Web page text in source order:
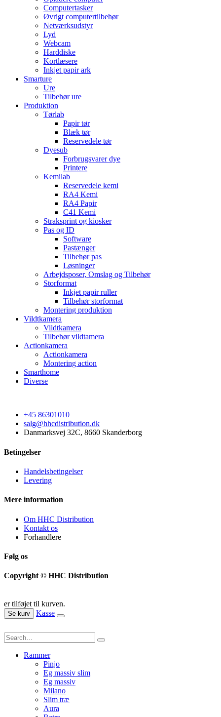
Computertasker
Øvrigt computertilbehør
Netværksudstyr
Lyd
Webcam
Harddiske
Kortlæsere
Inkjet papir ark
Smarture
Ure
Tilbehør ure
Produktion
Tørlab
Papir tør
Blæk tør
Reservedele tør
Dyesub
Forbrugsvarer dye
Printere
Kemilab
Reservedele kemi
RA4 Kemi
RA4 Papir
C41 Kemi
Straksprint og kiosker
Pas og ID
Software
Pastænger
Tilbehør pas
Løsninger
Arbejdsposer, Omslag og Tilbehør
Storformat
Inkjet papir ruller
Tilbehør storformat
Montering produktion
Vildtkamera
Vildtkamera
Tilbehør vildtamera
Actionkamera
Actionkamera
Montering action
Smarthome
Diverse
+45 86301010
salg@hhcdistribution.dk
Danmarksvej 32C, 8660 Skanderborg
Betingelser
Handelsbetingelser
Levering
Mere information
Om HHC Distribution
Kontakt os
Forhandlere
Følg os
Copyright © HHC Distribution
er tilføjet til kurven.
Se kurv Kasse
Rammer
Pinjo
Eg massiv slim
Eg massiv
Milano
Slim træ
Aura